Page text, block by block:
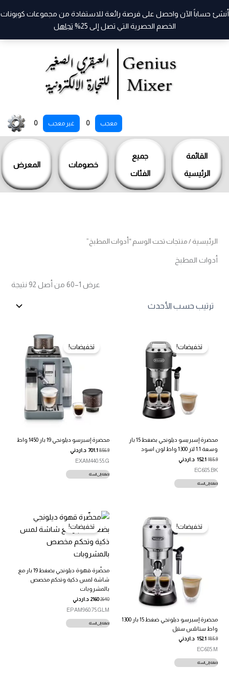
معجب 0 غير معجب 0
القائمة
الرئيسية
جميع
الفئات
خصومات المعرض
أنشئ حساباً الآن واحصل على فرصة رائعة للاستفادة من مجموعات كوبونات
الخصم الحصرية التي تصل إلى 25%
تجاهل
المحتوى
الرئيسية / منتجات تحت الوسم “أدوات المطبخ”
أدوات المطبخ
عرض 1–60 من أصل 92 نتيجة
تم
تخفيضات!
محضرة إسبريسو ديلونجي بضغط 15 بار
وسعة 1.1 لتر 1300 واط لون اسود
185.9
152.1 د.اردني
EC685.BK
إضافة إلى السلة
تخفيضات!
محضرة إسبرسو ديلونجي 19 بار 1450 واط
856.9
701.1 د.اردني
EXAM440.55.G
إضافة إلى السلة
تخفيضات!
محضرة إسبرسو ديلونجي ضغط 15 بار 1300
واط ستانلس ستيل
185.9
152.1 د.اردني
EC685.M
إضافة إلى السلة
تخفيضات!
محضّرة قهوة ديلونجي بضغط 19 بار مع
شاشة لمس ذكية وتحكم مخصص
بالمشروبات
2640
2160 د.اردني
EPAM960.75.GLM
إضافة إلى السلة